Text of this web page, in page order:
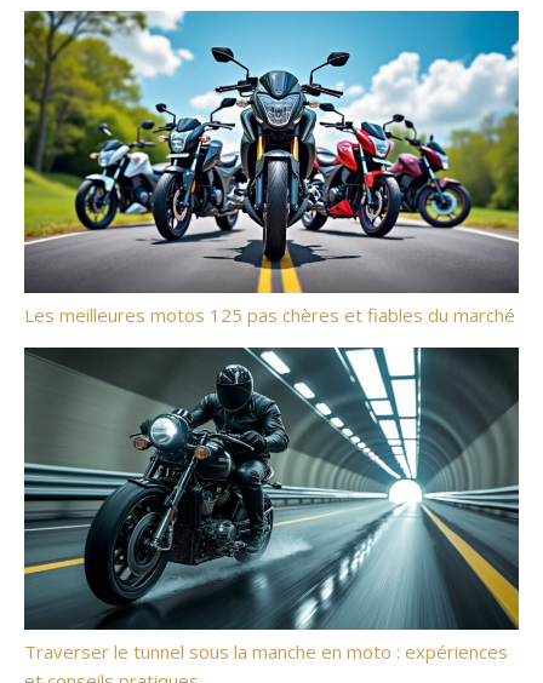
Les meilleures motos 125 pas chères et fiables du marché
Traverser le tunnel sous la manche en moto : expériences